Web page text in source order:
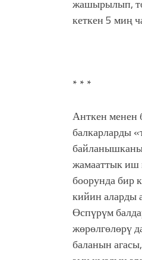
жашырылып,
кеткен 5 миң
* * *
Анткен менен
балкарларды
жамааттык иш
боорунда бир
кийин аларды
Өспүрүм
жөрөлгөлөрү
баланын